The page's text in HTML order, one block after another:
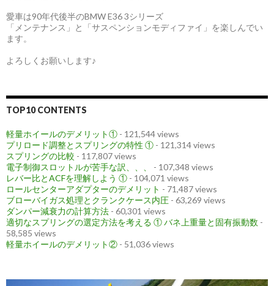
愛車は90年代後半のBMW E36 3シリーズ
「メンテナンス」と「サスペンションモディファイ」を楽しんでい
ます。
よろしくお願いします♪
TOP10 CONTENTS
軽量ホイールのデメリット① - 121,544 views
プリロード調整とスプリングの特性 ① - 121,314 views
スプリングの比較 - 117,807 views
電子制御スロットルが苦手な訳、、、
- 107,348 views
レバー比とACFを理解しよう ① - 104,071 views
ロールセンターアダプターのデメリット - 71,487 views
ブローバイガス処理とクランクケース内圧 - 63,269 views
ダンパー減衰力の計算方法 - 60,301 views
適切なスプリングの選定方法を考える ① バネ上重量と固有振動数 -
58,585 views
軽量ホイールのデメリット② - 51,036 views